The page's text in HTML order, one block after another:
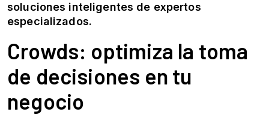
soluciones inteligentes de expertos
especializados.
Crowds: optimiza la toma
de decisiones en tu
negocio